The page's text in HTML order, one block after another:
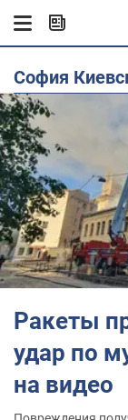
София
Ракеты
удар по
на видео